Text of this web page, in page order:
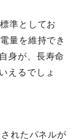
準としてお
量を維持でき
身が、長寿命
えるでしょ
れたパネルが